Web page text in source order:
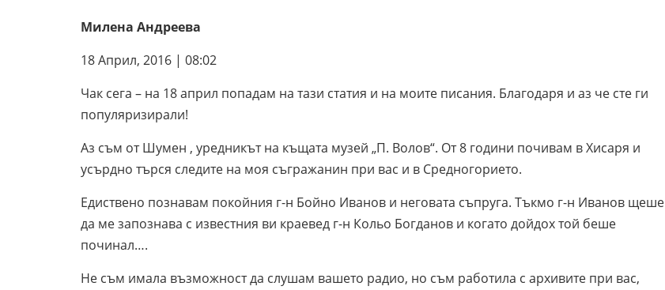
Милена Андреева
18 Април, 2016 | 08:02
Чак сега – на 18 април попадам на тази статия и на моите писания. Благодаря и аз че сте ги
популяризирали!
Аз съм от Шумен , уредникът на къщата музей „П. Волов“. От 8 години почивам в Хисаря и
усърдно търся следите на моя съгражанин при вас и в Средногорието.
Едиствено познавам покойния г-н Бойно Иванов и неговата съпруга. Тъкмо г-н Иванов щеше
да ме запознава с известния ви краевед г-н Кольо Богданов и когато дойдох той беше
починал….
Не съм имала възможност да слушам вашето радио, но съм работила с архивите при вас,